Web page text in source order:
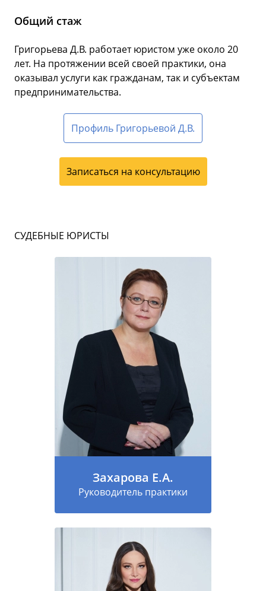
Общий стаж
Григорьева Д.В. работает юристом уже около 20
лет. На протяжении всей своей практики, она
оказывал услуги как гражданам, так и субъектам
предпринимательства.
Профиль Григорьевой Д.В.
Записаться на консультацию
СУДЕБНЫЕ ЮРИСТЫ
Захарова Е.А.
Руководитель практики